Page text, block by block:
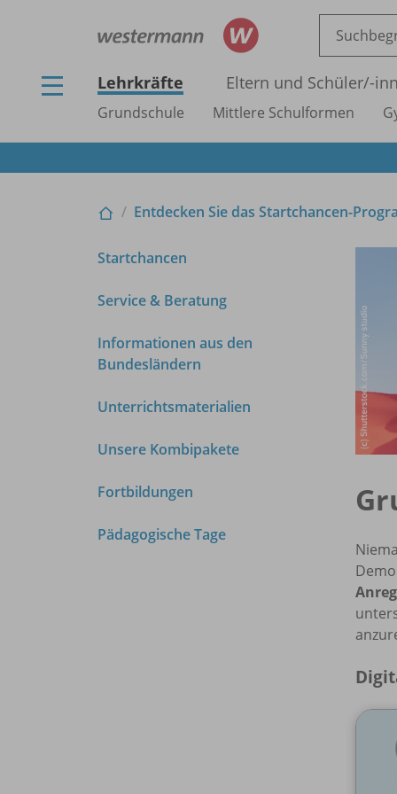
Lehrkräfte Eltern und Schüler/-
Grundschule Mittlere Schulformen
Entdecken Sie das Startchancen-
Startchancen
Service & Beratung
Informationen aus den
Bundesländern
Unterrichtsmaterialien
Unsere Kombipakete
Fortbildungen
Pädagogische Tage